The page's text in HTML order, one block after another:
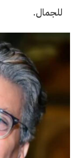
للجمال.